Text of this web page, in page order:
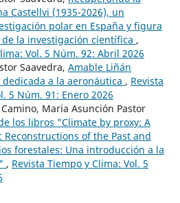
Castellvi (1935-2026), un
polar en España y figura
la investigación científica ,
Vol. 5 Núm. 92: Abril 2026
Saavedra, Amable Liñán
a la aeronáutica , Revista
5 Núm. 91: Enero 2026
Maria Asunción Pastor
los libros "Climate by proxy: A
Reconstructions of the Past and
forestales: Una introducción a la
, Revista Tiempo y Clima: Vol. 5